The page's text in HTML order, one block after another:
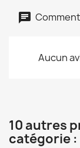
Aucun
10 autres
catégorie :